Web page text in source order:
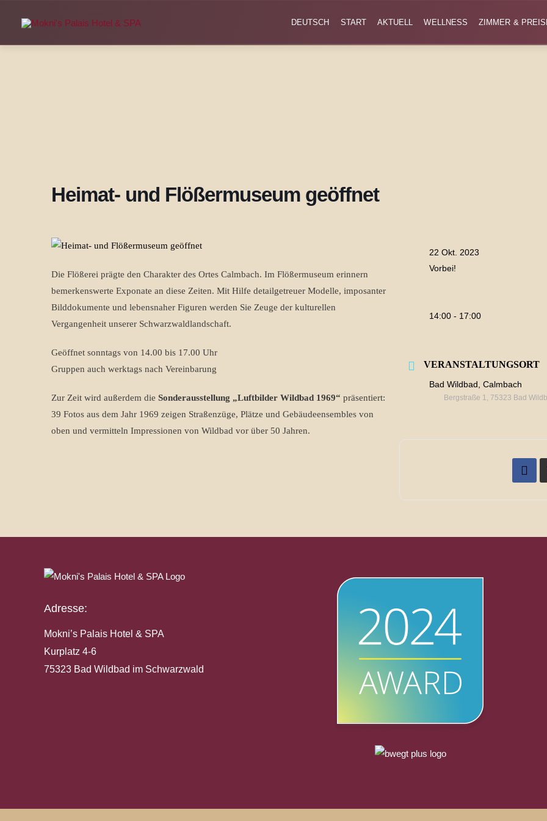
DEUTSCH START AKTUELL WELLNESS ZIMMER &
Heimat- und Flößermuseum geöffnet
Die Flößerei prägte den Charakter des Ortes Calmbach. Im Flößermuseum erinnern
bemerkenswerte Exponate an diese Zeiten. Mit Hilfe detailgetreuer Modelle, imposanter
Bilddokumente und lebensnaher Figuren werden Sie Zeuge der kulturellen
Vergangenheit unserer Schwarzwaldlandschaft.
Geöffnet sonntags von 14.00 bis 17.00 Uhr
Gruppen auch werktags nach Vereinbarung
Zur Zeit wird außerdem die Sonderausstellung „Luftbilder Wildbad 1969“ präsentiert:
39 Fotos aus dem Jahr 1969 zeigen Straßenzüge, Plätze und Gebäudeensembles von
oben und vermitteln Impressionen von Wildbad vor über 50 Jahren.
22 Okt. 2023
Vorbei!
14:00 - 17:00
VERANSTALTUNGSORT
Bad Wildbad, Calmbach
Bergstraße 1, 75323 Bad
Adresse:
Mokni’s Palais Hotel & SPA
Kurplatz 4-6
75323 Bad Wildbad im Schwarzwald